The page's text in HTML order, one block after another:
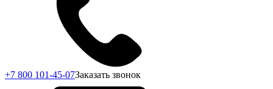
+7 800 101-45-07Заказать звонок